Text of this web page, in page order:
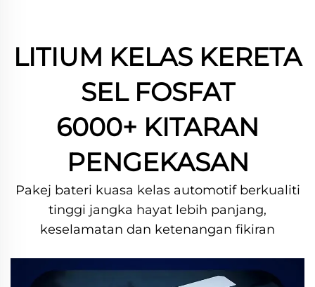
LITIUM KELAS KERETA
SEL FOSFAT
6000+ KITARAN
PENGEKASAN
Pakej bateri kuasa kelas automotif berkualiti
tinggi jangka hayat lebih panjang,
keselamatan dan ketenangan fikiran